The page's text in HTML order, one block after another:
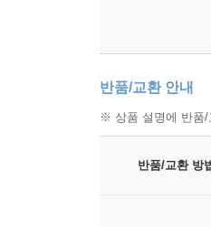
반품/교환 안내
※ 상품 설명에 반품/
반품/교환 방